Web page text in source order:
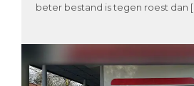
beter bestand is tegen roest dan